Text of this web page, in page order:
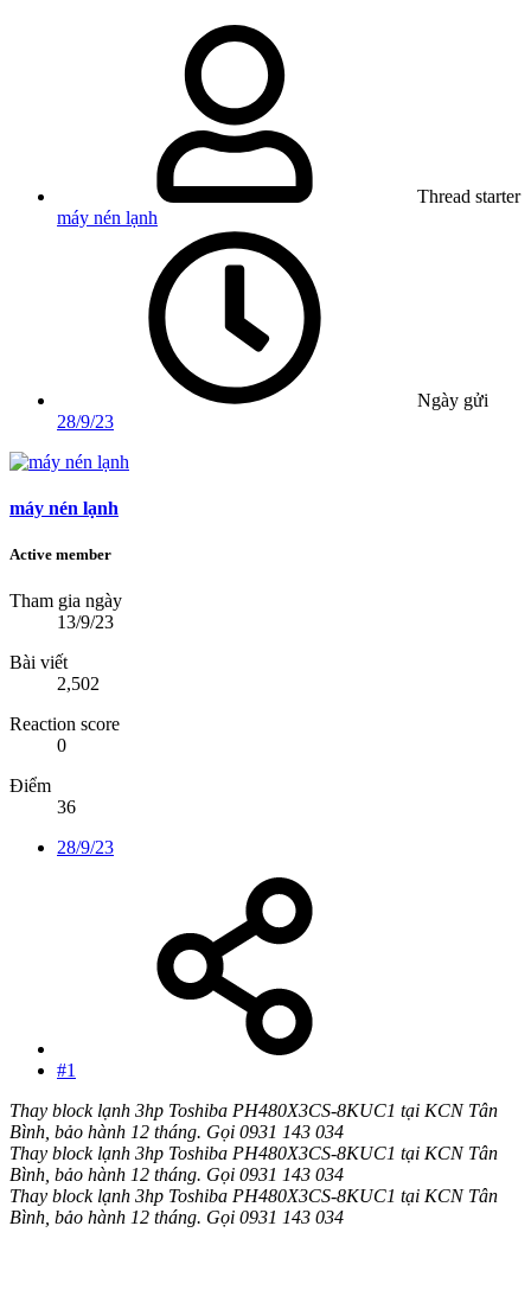
Thread starter
máy nén lạnh
Ngày gửi
28/9/23
máy nén lạnh
Active member
Tham gia ngày
13/9/23
Bài viết
2,502
Reaction score
0
Điểm
36
28/9/23
#1
Thay block lạnh 3hp Toshiba PH480X3CS-8KUC1 tại KCN Tân
Bình, bảo hành 12 tháng. Gọi 0931 143 034
Thay block lạnh 3hp Toshiba PH480X3CS-8KUC1 tại KCN Tân
Bình, bảo hành 12 tháng. Gọi 0931 143 034
Thay block lạnh 3hp Toshiba PH480X3CS-8KUC1 tại KCN Tân
Bình, bảo hành 12 tháng. Gọi 0931 143 034